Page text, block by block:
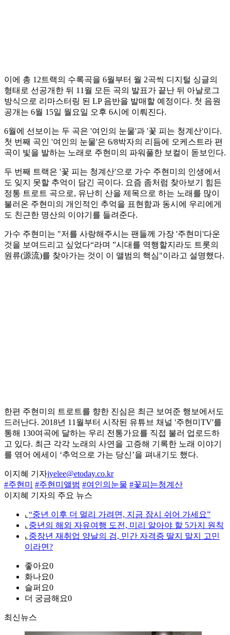
이에 총 12트랙의 수록곡을 6월부터 월 2곡씩 디지털 싱글의
형태로 선공개한 뒤 11월 모든 곡의 발표가 끝난 뒤 아날로그
방식으로 리마스터링 된 LP 음반을 발매할 예정이다. 첫 음원
공개는 6월 15일 월요일 오후 6시에 이뤄진다.
6월에 선보이는 두 곡은 '여인의 눈물'과 '꽃 피는 청계산'이다.
첫 번째 곡인 '여인의 눈물'은 6/8박자의 리듬에 오케스트라 편
곡이 빛을 발하는 노래로 주현미의 파워풀한 보컬이 돋보인다.
두 번째 트랙은 '꽃 피는 청계산'으로 가수 주현미의 인생에서
도 잊지 못할 추억이 담긴 곡이다. 요즘 좀처럼 찾아보기 힘든
정통 트로트 곡으로, 유난히 산을 제목으로 하는 노래를 많이
불러온 주현미의 개인적인 추억을 표현함과 동시에 우리에게
도 친근한 명산의 이야기를 들려준다.
가수 주현미는 "저를 사랑해주시는 팬들께 가장 '주현미'다운
것을 보여드리고 싶었다“라며 ”시대를 역행할지라도 트롯의
원류(源流)를 찾아가는 것이 이 앨범의 핵심"이라고 설명했다.
한편 주현미의 트로트를 향한 진심은 최근 보여준 행보에서도
드러난다. 2018년 11월부터 시작된 유튜브 채널 '주현미TV'를
통해 130여곡에 달하는 우리 전통가요를 직접 불러 업로드하
고 있다. 최근 각각 노래의 사연을 고증해 기록한 노래 이야기
를 엮어 에세이 ‘추억으로 가는 당신’을 펴내기도 했다.
이지혜 기자jyelee@etoday.co.kr
#주현미
#주현미앨범 #여인의눈물 #꽃피는청계산
이지혜 기자의 주요 뉴스
⌞ “중년 이후 더 멀리 가려면, 지금 잠시 쉬어 가세요”
⌞ 중년의 해외 자유여행 도전, 미리 알아야 할 5가지 원칙
⌞ 중장년 재취업 양날의 검, 민간 자격증 딸지 말지 고민
이라면?
좋아요0
화나요0
슬퍼요0
더 궁금해요0
최신뉴스